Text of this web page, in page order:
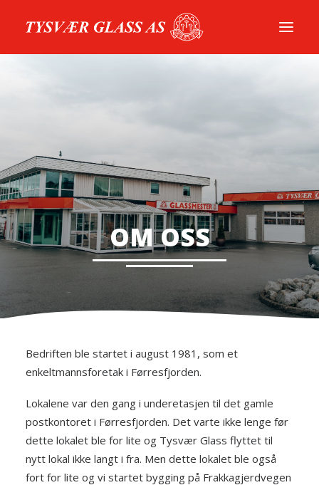
OM OSS
TJENESTER
REFERANSER
BROSJYRER OM OSS
Bedriften ble startet i august 1981, som et
enkeltmannsforetak i Førresfjorden.
Lokalene var den gang i underetasjen til det gamle
postkontoret i Førresfjorden. Det varte ikke lenge før
dette lokalet ble for lite og Tysvær Glass flyttet til
nytt lokal ikke langt i fra. Men dette lokalet ble også
fort for lite og vi startet bygging på Frakkagjerdvegen